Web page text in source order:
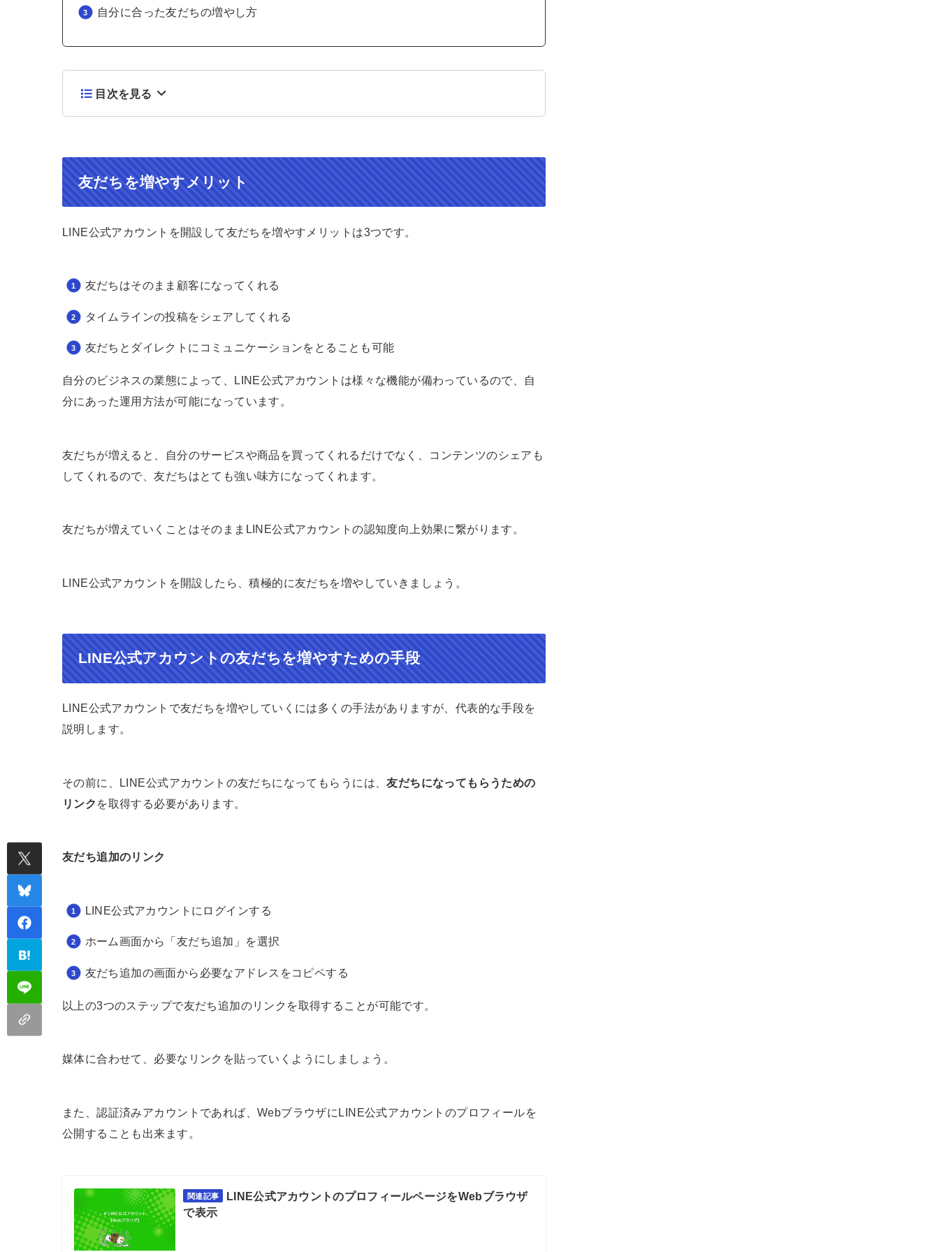
自分に合った友だちの増やし方
目次を見る
友だちを増やすメリット
LINE公式アカウントを開設して友だちを増やすメリットは3つです。
友だちはそのまま顧客になってくれる
タイムラインの投稿をシェアしてくれる
友だちとダイレクトにコミュニケーションをとることも可能
自分のビジネスの業態によって、LINE公式アカウントは様々な機能が備わっているので、自
分にあった運用方法が可能になっています。
友だちが増えると、自分のサービスや商品を買ってくれるだけでなく、コンテンツのシェアも
してくれるので、友だちはとても強い味方になってくれます。
友だちが増えていくことはそのままLINE公式アカウントの認知度向上効果に繋がります。
LINE公式アカウントを開設したら、積極的に友だちを増やしていきましょう。
LINE公式アカウントの友だちを増やすための手段
LINE公式アカウントで友だちを増やしていくには多くの手法がありますが、代表的な手段を
説明します。
その前に、LINE公式アカウントの友だちになってもらうには、友だちになってもらうための
リンク を取得する必要があります。
友だち追加のリンク
LINE公式アカウントにログインする
ホーム画面から「友だち追加」を選択
友だち追加の画面から必要なアドレスをコピペする
以上の3つのステップで友だち追加のリンクを取得することが可能です。
媒体に合わせて、必要なリンクを貼っていくようにしましょう。
また、認証済みアカウントであれば、WebブラウザにLINE公式アカウントのプロフィールを
公開することも出来ます。
関連記事
LINE公式アカウントのプロフィールページをWebブラウザ
で表示